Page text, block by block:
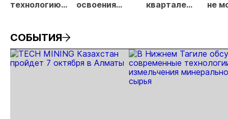
технологию
освоения
квартале
84%
не
СОБЫТИЯ